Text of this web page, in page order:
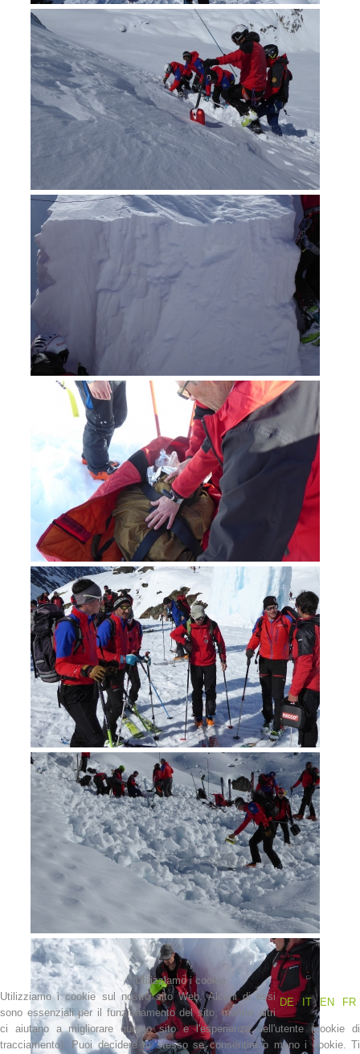
Interventi
Contatti
NEWS
Attuali
Utilizziamo i cookie
DE
IT EN FR
Utilizziamo i cookie sul nostro sito Web. Alcuni di essi
sono essenziali per il funzionamento del sito, mentre altri
ci aiutano a migliorare questo sito e l'esperienza dell'utente (cookie di
tracciamento). Puoi decidere tu stesso se consentire o meno i cookie. Ti